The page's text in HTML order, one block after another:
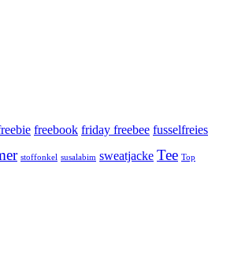
freebook friday freebee fusselfreies
stoffonkel susalabim sweatjacke Tee Top